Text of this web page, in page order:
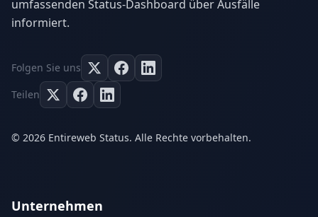
umfassenden Status-Dashboard über Ausfälle
informiert.
Folgen Sie uns
Teilen
© 2026 Entireweb Status. Alle Rechte vorbehalten.
Unternehmen